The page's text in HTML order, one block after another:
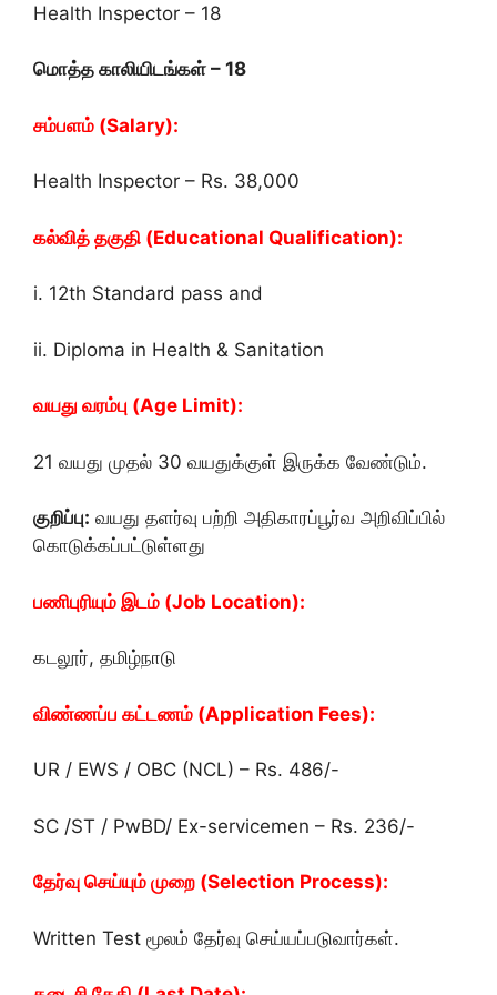
Health Inspector – 18
மொத்த காலியிடங்கள் – 18
சம்பளம் (Salary):
Health Inspector – Rs. 38,000
கல்வித் தகுதி (Educational Qualification):
i. 12th Standard pass and
ii. Diploma in Health & Sanitation
வயது வரம்பு (Age Limit):
21 வயது முதல் 30 வயதுக்குள் இருக்க வேண்டும்.
குறிப்பு: வயது தளர்வு பற்றி அதிகாரப்பூர்வ அறிவிப்பில்
கொடுக்கப்பட்டுள்ளது
பணிபுரியும் இடம் (Job Location):
கடலூர், தமிழ்நாடு
விண்ணப்ப கட்டணம் (Application Fees):
UR / EWS / OBC (NCL) – Rs. 486/-
SC /ST / PwBD/ Ex-servicemen – Rs. 236/-
தேர்வு செய்யும் முறை (Selection Process):
Written Test மூலம் தேர்வு செய்யப்படுவார்கள்.